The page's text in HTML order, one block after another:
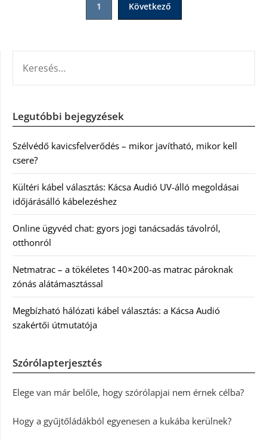
1 Következő
Legutóbbi bejegyzések
Szélvédő kavicsfelverődés – mikor javítható, mikor kell
csere?
Kültéri kábel választás: Kácsa Audió UV-álló megoldásai
időjárásálló kábelezéshez
Online ügyvéd chat: gyors jogi tanácsadás távolról,
otthonról
Netmatrac – a tökéletes 140×200-as matrac pároknak
zónás alátámasztással
Megbízható hálózati kábel választás: a Kácsa Audió
szakértői útmutatója
Szórólapterjesztés
Elege van már belőle, hogy szórólapjai nem érnek célba?
Hogy a gyűjtőládákból egyenesen a kukába kerülnek?